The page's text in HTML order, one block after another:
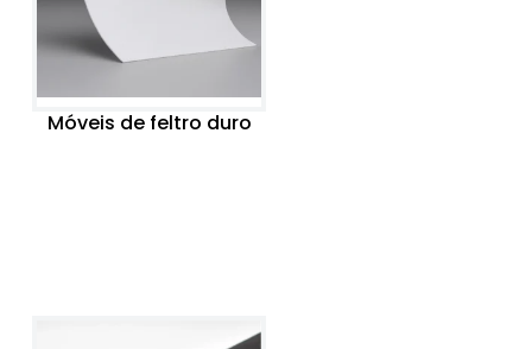
Móveis de feltro duro